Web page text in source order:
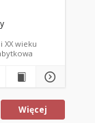
XX wieku
Więcej